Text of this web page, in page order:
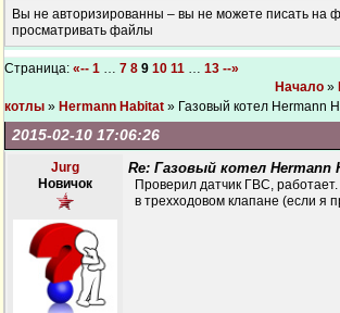
Вы не авторизированны – вы не можете писать на
просматривать файлы
Страница: «-- 1 … 7 8 9 10 11 … 13 --»
Начало »
котлы » Hermann Habitat » Газовый котел Hermann
2015-02-10 17:06:26
Jurg
Новичок
Re: Газовый котел Hermann
Проверил датчик ГВС,
в трехходовом клапане (если я